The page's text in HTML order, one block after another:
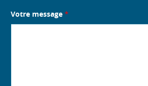
Votre message *